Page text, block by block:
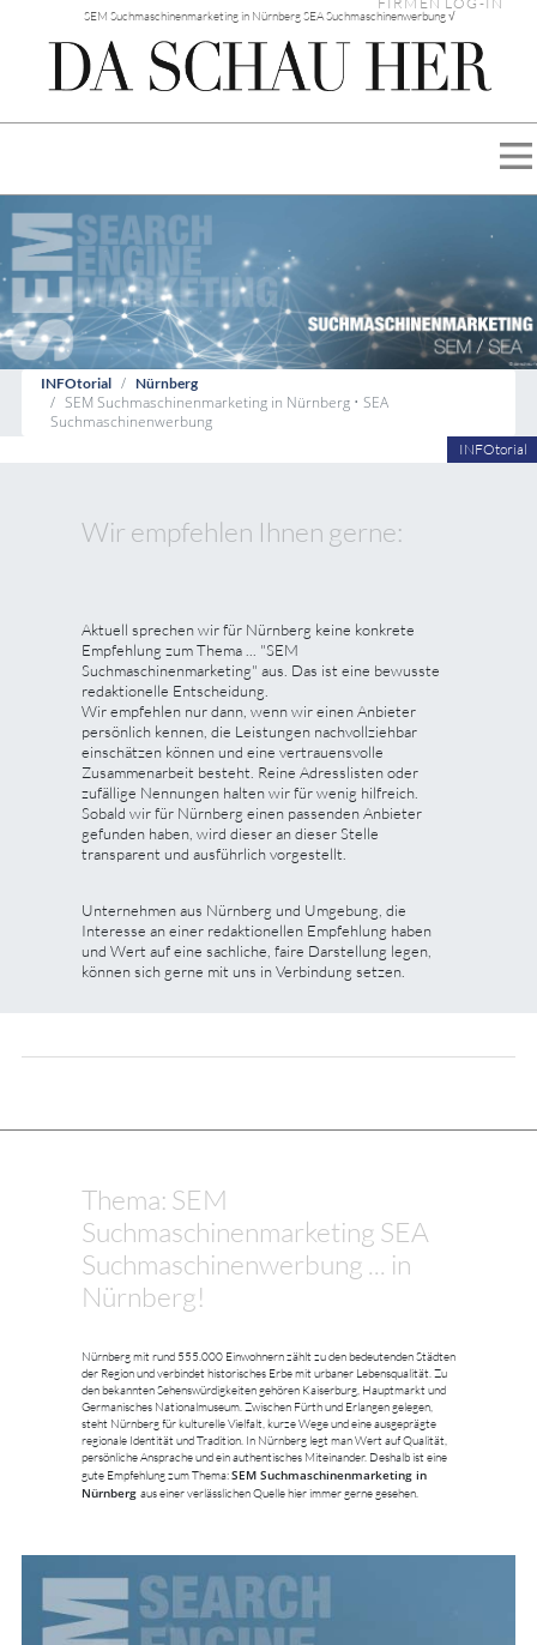
SEM Suchmaschinenmarketing in Nürnberg SEA Suchmaschinenwerbung √
INFOtorial Nürnberg
SEM Suchmaschinenmarketing in Nürnberg • SEA
Suchmaschinenwerbung
INFOtorial
Wir empfehlen Ihnen gerne:
Aktuell sprechen wir für Nürnberg keine konkrete
Empfehlung zum Thema ... "SEM
Suchmaschinenmarketing" aus. Das ist eine bewusste
redaktionelle Entscheidung.
Wir empfehlen nur dann, wenn wir einen Anbieter
persönlich kennen, die Leistungen nachvollziehbar
einschätzen können und eine vertrauensvolle
Zusammenarbeit besteht. Reine Adresslisten oder
zufällige Nennungen halten wir für wenig hilfreich.
Sobald wir für Nürnberg einen passenden Anbieter
gefunden haben, wird dieser an dieser Stelle
transparent und ausführlich vorgestellt.
Unternehmen aus Nürnberg und Umgebung, die
Interesse an einer redaktionellen Empfehlung haben
und Wert auf eine sachliche, faire Darstellung legen,
können sich gerne mit uns in Verbindung setzen.
Thema: SEM
Suchmaschinenmarketing SEA
Suchmaschinenwerbung ... in
Nürnberg!
Nürnberg mit rund 555.000 Einwohnern zählt zu den bedeutenden Städten
der Region und verbindet historisches Erbe mit urbaner Lebensqualität. Zu
den bekannten Sehenswürdigkeiten gehören Kaiserburg, Hauptmarkt und
Germanisches Nationalmuseum. Zwischen Fürth und Erlangen gelegen,
steht Nürnberg für kulturelle Vielfalt, kurze Wege und eine ausgeprägte
regionale Identität und Tradition. In Nürnberg legt man Wert auf Qualität,
persönliche Ansprache und ein authentisches Miteinander. Deshalb ist eine
gute Empfehlung zum Thema:SEM Suchmaschinenmarketing in
Nürnberg aus einer verlässlichen Quelle hier immer gerne gesehen.